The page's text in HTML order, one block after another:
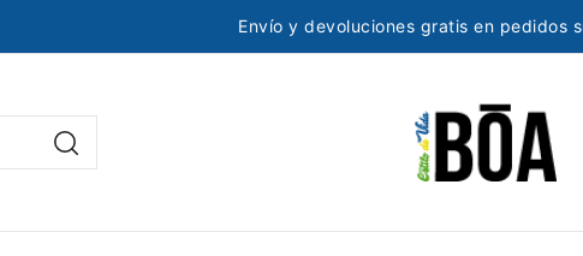
Envío y devoluciones gratis en pedidos